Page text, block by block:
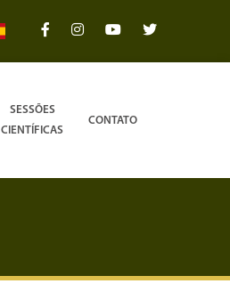
SESSÕES
CIENTÍFICAS
CONTATO